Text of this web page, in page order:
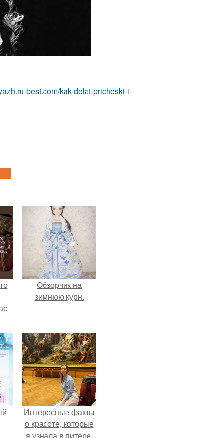
best.com/kak-delat-pricheski-i-
в
Обзорчик на
зимнюю курн.
Интересные факты
о красоте, которые
я узнала в питере.